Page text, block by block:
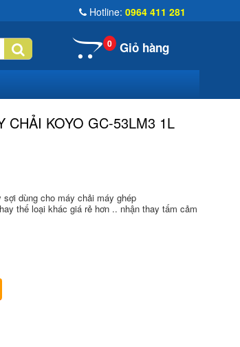
Hotline: 0964 411 281
0 Giỏ hàng
CHẢI KOYO GC-53LM3 1L
dùng cho máy chải máy ghép
thế loại khác giá rẻ hơn .. nhận thay tấm cảm